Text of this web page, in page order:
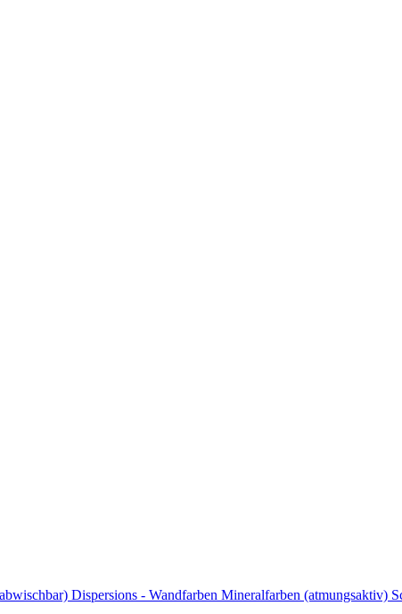
Dispersions - Wandfarben Mineralfarben (atmungsaktiv)